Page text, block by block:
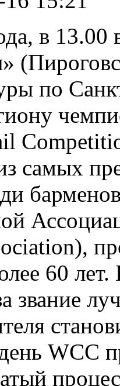
в 13.00
по
самых
60
звание
WCC